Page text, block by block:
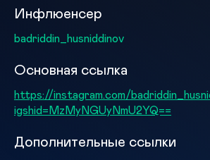
Инфлюенсер
badriddin_husniddinov
Основная ссылка
https://instagram.com/
igshid=MzMyNGUyNmU2YQ==
Дополнительные ссылки